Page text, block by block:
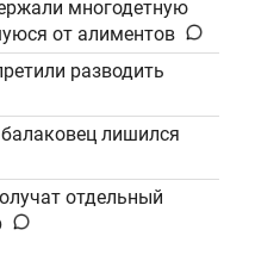
многодетную
от алиментов
разводить
лишился
отдельный